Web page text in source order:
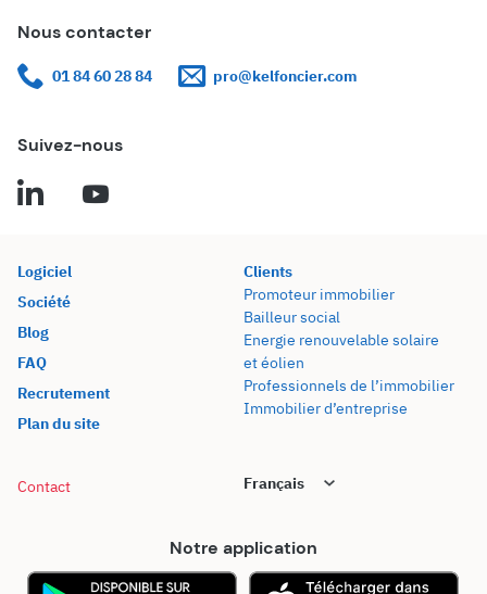
Nous contacter
01 84 60 28 84 pro@kelfoncier.com
Suivez-nous
Logiciel
Société
Blog
FAQ
Recrutement
Plan du site
Clients
Promoteur immobilier
Bailleur social
Energie renouvelable solaire
et éolien
Professionnels de l’immobilier
Immobilier d’entreprise
Contact
Notre application